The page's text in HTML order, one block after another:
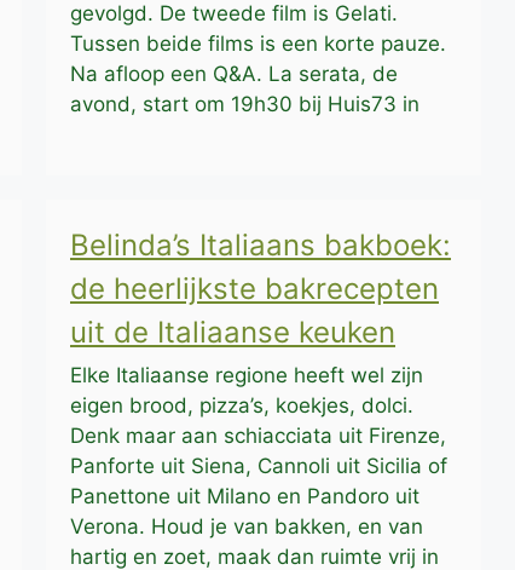
gevolgd. De tweede film is Gelati.
Tussen beide films is een korte pauze.
Na afloop een Q&A. La serata, de
avond, start om 19h30 bij Huis73 in
Belinda’s Italiaans bakboek:
de heerlijkste bakrecepten
uit de Italiaanse keuken
Elke Italiaanse regione heeft wel zijn
eigen brood, pizza’s, koekjes, dolci.
Denk maar aan schiacciata uit Firenze,
Panforte uit Siena, Cannoli uit Sicilia of
Panettone uit Milano en Pandoro uit
Verona. Houd je van bakken, en van
hartig en zoet, maak dan ruimte vrij in